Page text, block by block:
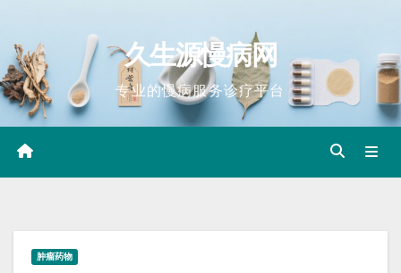
content
久生源慢病网
专业的慢病服务诊疗平台
肿瘤药物